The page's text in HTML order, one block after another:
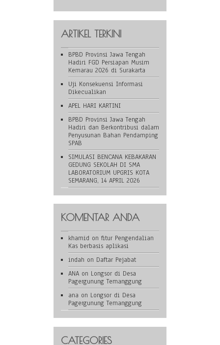
ARTIKEL TERKINI
BPBD Provinsi Jawa Tengah
Hadiri FGD Persiapan Musim
Kemarau 2026 di Surakarta
Uji Konsekuensi Informasi
Dikecualikan
APEL HARI KARTINI
BPBD Provinsi Jawa Tengah
Hadiri dan Berkontribusi dalam
Penyusunan Bahan Pendamping
SPAB
SIMULASI BENCANA KEBAKARAN
GEDUNG SEKOLAH DI SMA
LABORATORIUM UPGRIS KOTA
SEMARANG, 14 APRIL 2026
KOMENTAR ANDA
khamid on fitur Pengendalian
Kas berbasis aplikasi
indah on Daftar Pejabat
ANA on Longsor di Desa
Pagergunung Temanggung
ana on Longsor di Desa
Pagergunung Temanggung
CATEGORIES